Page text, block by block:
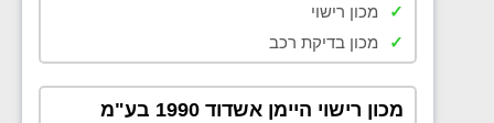
✓
מכון רישוי
✓
מכון בדיקת רכב
מכון רישוי היימן אשדוד 1990 בע"מ